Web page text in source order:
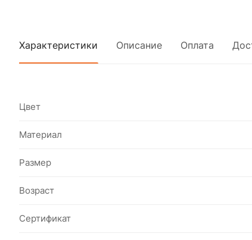
Характеристики Описание Оплата
Цвет
Материал
Размер
Возраст
Сертификат